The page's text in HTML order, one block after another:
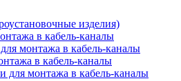
изделия)
в кабель-каналы
монтажа в кабель-каналы
в кабель-каналы
для монтажа в кабель-каналы